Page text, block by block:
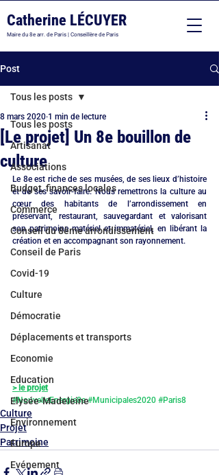
Catherine LÉCUYER
Maire du 8e arr. de Paris | Conseillère de Paris
Post
Tous les posts
Artisanat
Associations
Budget, finances locales
Commerce
Conseil du 8ème arrondissement
Conseil de Paris
Covid-19
Culture
Démocratie
Déplacements et transports
Economie
Education
Elysée-Madeleine
Environnement
Europe
Evénement
Tous les posts
[Le projet] Un 8e bouillon de
culture
8 mars 2020 1 min de lecture
Le 8e est riche de ses musées, de ses lieux d’histoire
et de ses savoir-faire. Nous remettrons la culture au
cœur des habitants de l’arrondissement en
préservant, restaurant, sauvegardant et valorisant
son patrimoine matériel et immatériel, en libérant la
création et en accompagnant son rayonnement.
> le projet
#NouvelleEnergie8e #Municipales2020 #Paris8
Culture
Projet
Patrimoine